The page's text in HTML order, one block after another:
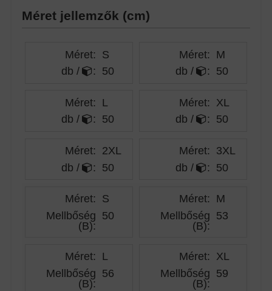
Méret jellemzők (cm)
Méret: S
db /
: 50
Méret: M
db /
: 50
Méret: L
db /
: 50
Méret: XL
db /
: 50
Méret: 2XL
db /
: 50
Méret: 3XL
db /
: 50
Méret: S
Mellbőség
(B):
50
Méret: M
Mellbőség
(B):
53
Méret: L
Mellbőség
(B):
56
Méret: XL
Mellbőség
(B):
59